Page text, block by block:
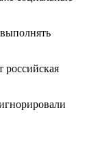
российская